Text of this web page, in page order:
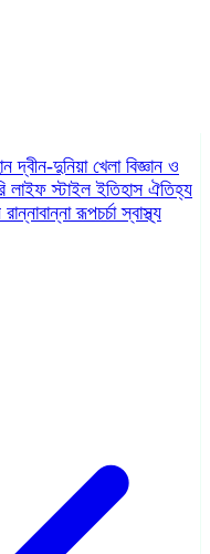
দ্বীন-দুনিয়া খেলা বিজ্ঞান ও
লাইফ স্টাইলইতিহাস ঐতিহ্য
রান্নাবান্নারূপচর্চাস্বাস্থ্য